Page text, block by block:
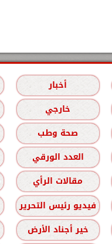
أخبار
خارجي
صحة وطب
العدد الورقي
مقالات الرأي
فيديو رئيس التحرير
خير أجناد الأرض